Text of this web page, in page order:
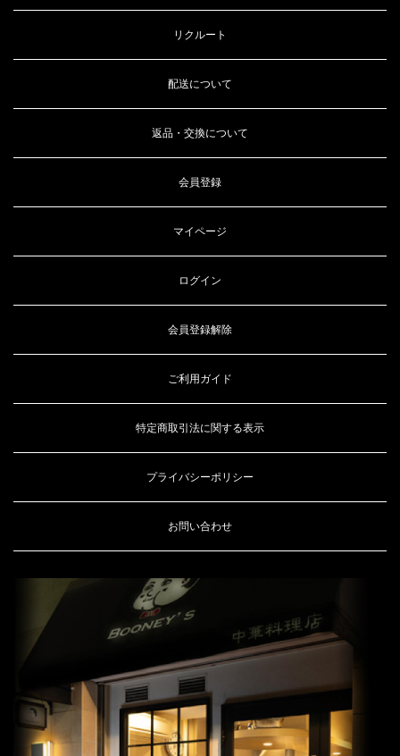
リクルート
配送について
返品・交換について
会員登録
マイページ
ログイン
会員登録解除
ご利用ガイド
特定商取引法に関する表示
プライバシーポリシー
お問い合わせ